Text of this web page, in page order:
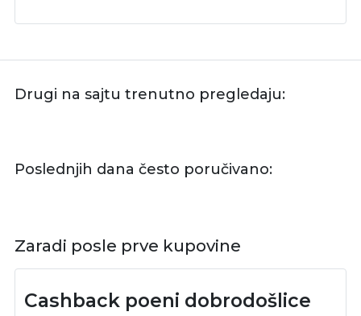
Drugi na sajtu trenutno pregledaju:
Poslednjih dana često poručivano:
Zaradi posle prve kupovine
Cashback poeni dobrodošlice